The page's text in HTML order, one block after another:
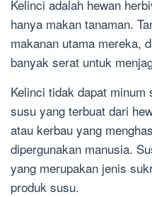
Kelinci adalah hewan
hanya makan tanaman.
makanan utama mereka,
banyak serat untuk
Kelinci tidak dapat
susu yang terbuat dari
atau kerbau yang
dipergunakan manusia.
yang merupakan jenis
produk susu.